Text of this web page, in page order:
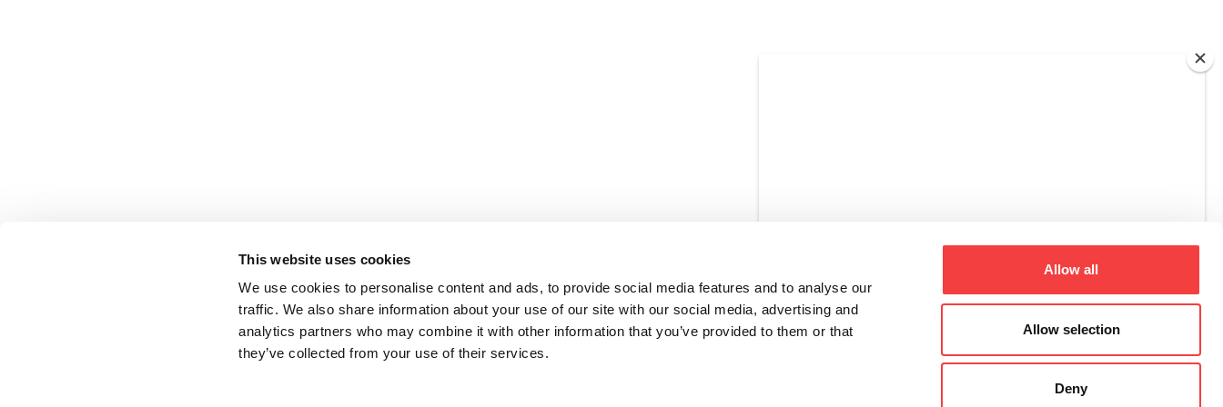
This website uses cookies
We use cookies to personalise content and ads, to provide social media features and to analyse our
traffic. We also share information about your use of our site with our social media, advertising and
analytics partners who may combine it with other information that you’ve provided to them or that
they’ve collected from your use of their services.
Allow all
Allow selection
Deny